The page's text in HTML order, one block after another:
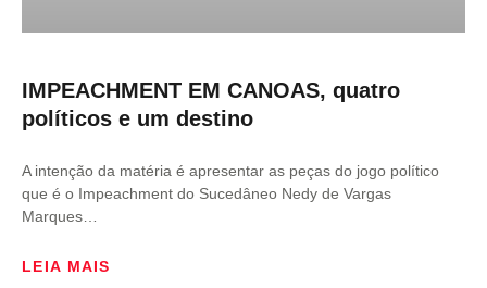
IMPEACHMENT EM CANOAS, quatro
políticos e um destino
A intenção da matéria é apresentar as peças do jogo político
que é o Impeachment do Sucedâneo Nedy de Vargas
Marques…
LEIA MAIS